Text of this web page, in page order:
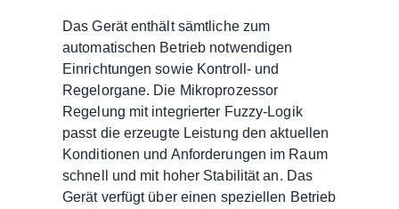
Das Gerät enthält sämtliche zum
automatischen Betrieb notwendigen
Einrichtungen sowie Kontroll- und
Regelorgane. Die Mikroprozessor
Regelung mit integrierter Fuzzy-Logik
passt die erzeugte Leistung den aktuellen
Konditionen und Anforderungen im Raum
schnell und mit hoher Stabilität an. Das
Gerät verfügt über einen speziellen Betrieb